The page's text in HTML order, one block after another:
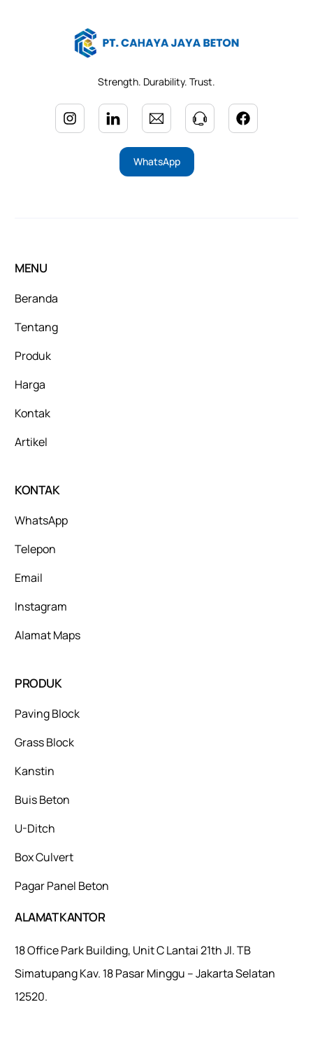
Strength. Durability. Trust.
WhatsApp
MENU
Beranda
Tentang
Produk
Harga
Kontak
Artikel
KONTAK
WhatsApp
Telepon
Email
Instagram
Alamat Maps
PRODUK
Paving Block
Grass Block
Kanstin
Buis Beton
U-Ditch
Box Culvert
Pagar Panel Beton
ALAMAT KANTOR
18 Office Park Building, Unit C Lantai 21th Jl. TB
Simatupang Kav. 18 Pasar Minggu – Jakarta Selatan
12520.